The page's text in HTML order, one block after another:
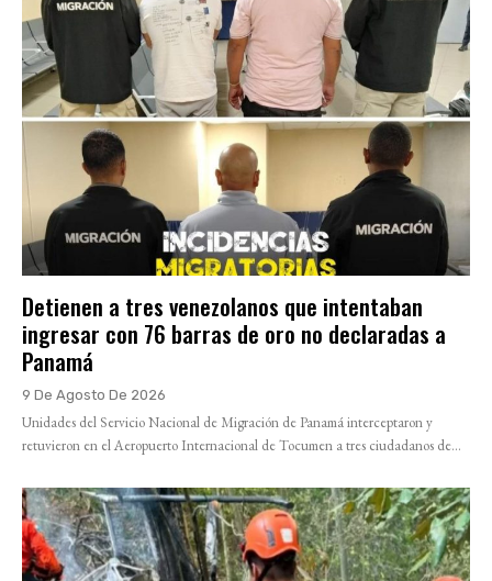
Detienen a tres venezolanos que intentaban
ingresar con 76 barras de oro no declaradas a
Panamá
9 De Agosto De 2026
Unidades del Servicio Nacional de Migración de Panamá interceptaron y
retuvieron en el Aeropuerto Internacional de Tocumen a tres ciudadanos de...